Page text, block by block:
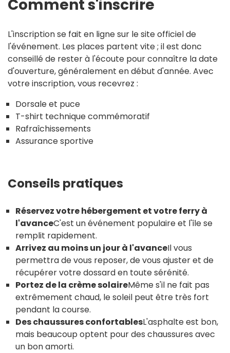
Comment s'inscrire
L'inscription se fait en ligne sur le site officiel de
l'événement. Les places partent vite ; il est donc
conseillé de rester à l'écoute pour connaître la date
d'ouverture, généralement en début d'année. Avec
votre inscription, vous recevrez :
Dorsale et puce
T-shirt technique commémoratif
Rafraîchissements
Assurance sportive
Conseils pratiques
Réservez votre hébergement et votre ferry à
l'avanceC'est un événement populaire et l'île se
remplit rapidement.
Arrivez au moins un jour à l'avanceIl vous
permettra de vous reposer, de vous ajuster et de
récupérer votre dossard en toute sérénité.
Portez de la crème solaireMême s'il ne fait pas
extrêmement chaud, le soleil peut être très fort
pendant la course.
Des chaussures confortablesL'asphalte est bon,
mais beaucoup optent pour des chaussures avec
un bon amorti.